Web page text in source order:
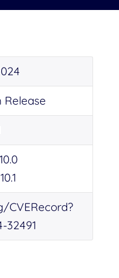
Release
CVERecord?
32491